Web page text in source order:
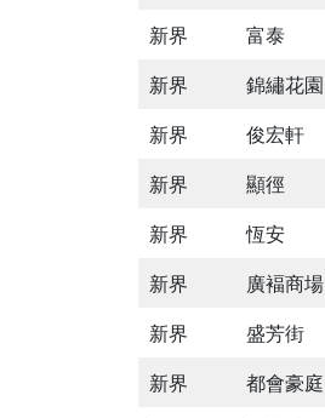
新界
富泰
新界
錦繡花園
新界
俊宏軒
新界
顯徑
新界
恆安
新界
廣褔商場
新界
盛芳街
新界
都會豪庭